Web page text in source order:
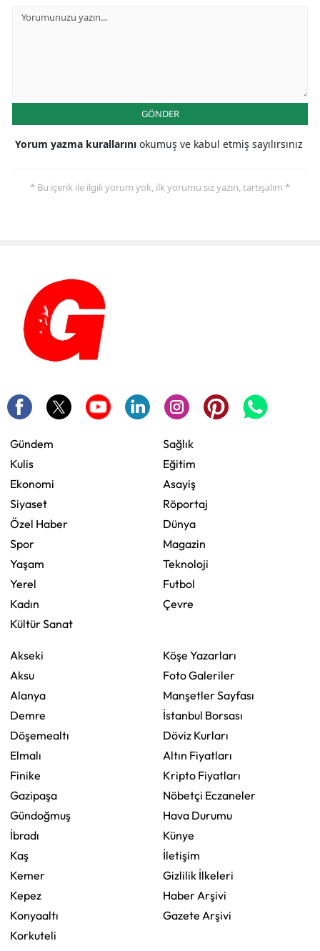
GÖNDER
Yorum yazma kurallarını okumuş ve kabul etmiş sayılırsınız
* Bu içerik ile ilgili yorum yok, ilk yorumu siz yazın, tartışalım *
Gündem
Kulis
Ekonomi
Siyaset
Özel Haber
Spor
Yaşam
Yerel
Kadın
Kültür Sanat
Sağlık
Eğitim
Asayiş
Röportaj
Dünya
Magazin
Teknoloji
Futbol
Çevre
Akseki
Aksu
Alanya
Demre
Döşemealtı
Elmalı
Finike
Gazipaşa
Gündoğmuş
İbradı
Kaş
Kemer
Kepez
Konyaaltı
Korkuteli
Köşe Yazarları
Foto Galeriler
Manşetler Sayfası
İstanbul Borsası
Döviz Kurları
Altın Fiyatları
Kripto Fiyatları
Nöbetçi Eczaneler
Hava Durumu
Künye
İletişim
Gizlilik İlkeleri
Haber Arşivi
Gazete Arşivi